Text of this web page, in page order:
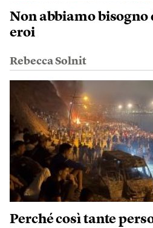
Non abbiamo bisogno
eroi
Rebecca Solnit
Perché così tante